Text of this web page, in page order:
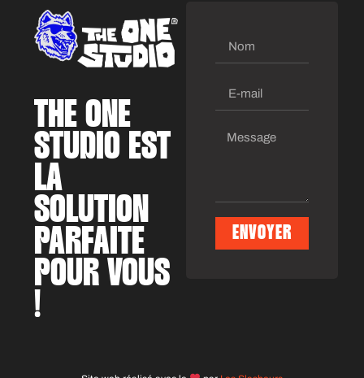
THE ONE
STUDIO EST
LA
SOLUTION
PARFAITE
POUR VOUS
!
ENVOYER